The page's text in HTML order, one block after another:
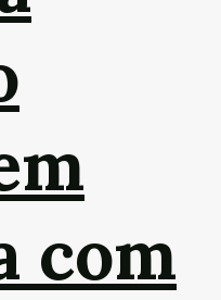
com